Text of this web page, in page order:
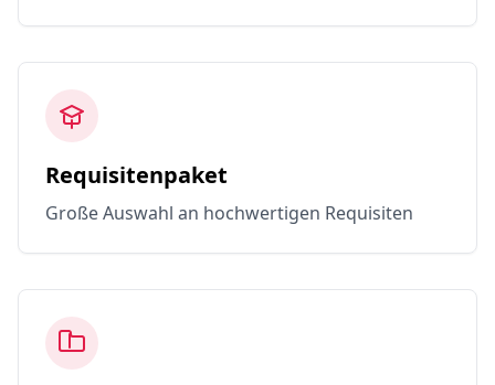
Requisitenpaket
Große Auswahl an hochwertigen Requisiten